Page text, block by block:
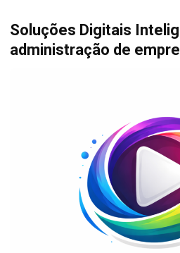
Soluções Digitais
administração de